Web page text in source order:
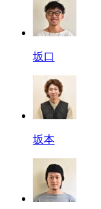
坂口
坂本